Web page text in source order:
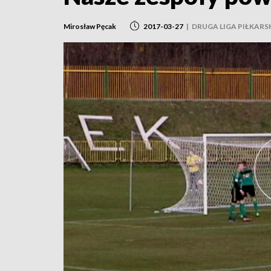
Mirosław Pęcak 2017-03-27 | DRUGA LIGA